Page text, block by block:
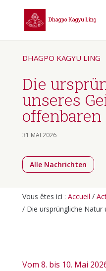
DHAGPO KAGYU LING
Die
unseres
offenbaren
31 MAI 2026
Alle Nachrichten
Vous êtes ici : Accueil /
/ Die ursprüngliche Natur
Vom 8. bis 10. Mai